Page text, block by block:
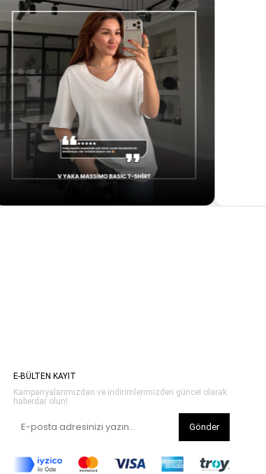
E-BÜLTEN KAYIT
Kampanyalarımızdan ve indirimlerimizden güncel olarak
haberdar olun!
Gönder